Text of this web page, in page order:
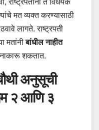
राष्ट्रपतींना ते विधेयक
मत व्यक्त करण्यासाठी
लागते. राष्ट्रपती
मतांनीबांधील नाहीत
शकतात.
अनुसूची
२ आणि ३